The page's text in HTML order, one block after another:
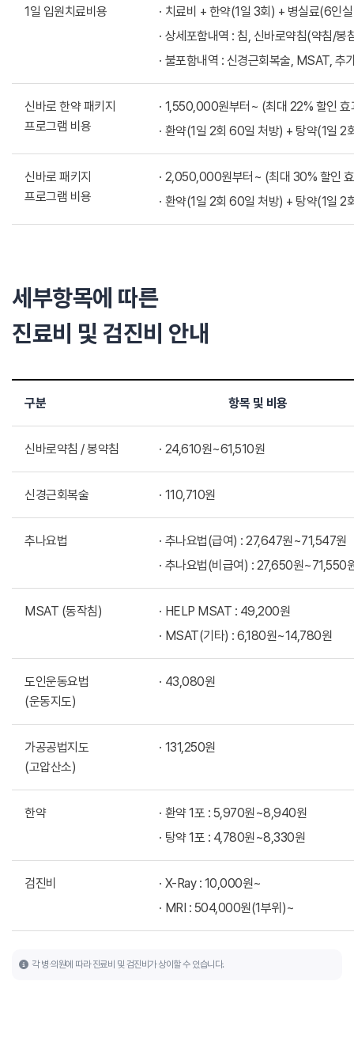
1일 입원치료비용
치료비 + 한약(1일 3회) + 병실료(6
상세포함내역 : 침, 신바로약침(약침/봉
불포함내역 : 신경근회복술, MSAT, 추
신바로 한약 패키지
프로그램 비용
1,550,000원부터~ (최대 22% 할인 효
환약(1일 2회 60일 처방) + 탕약(1일 2
신바로 패키지
프로그램 비용
2,050,000원부터~ (최대 30% 할인
환약(1일 2회 60일 처방) + 탕약(1일 2
세부항목에 따른
진료비 및 검진비 안내
구분 항목 및 비용
신바로약침 / 봉약침 24,610원~61,510원
신경근회복술 110,710원
추나요법
추나요법(급여) : 27,647원~71,547원
추나요법(비급여) : 27,650원~71,550
MSAT (동작침)
HELP MSAT : 49,200원
MSAT(기타) : 6,180원~14,780원
도인운동요법
(운동지도)
43,080원
가공공법지도
(고압산소)
131,250원
한약
환약 1포 : 5,970원~8,940원
탕약 1포 : 4,780원~8,330원
검진비
X-Ray : 10,000원~
MRI : 504,000원(1부위)~
각 병∙의원에 따라 진료비 및 검진비가 상이할 수 있습니다.